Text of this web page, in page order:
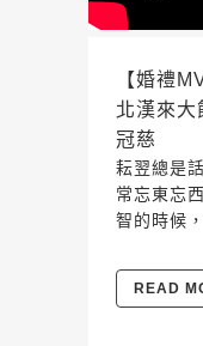
【婚禮
北漢來
冠慈
耘翌總是
常忘東忘
智的時候
READ